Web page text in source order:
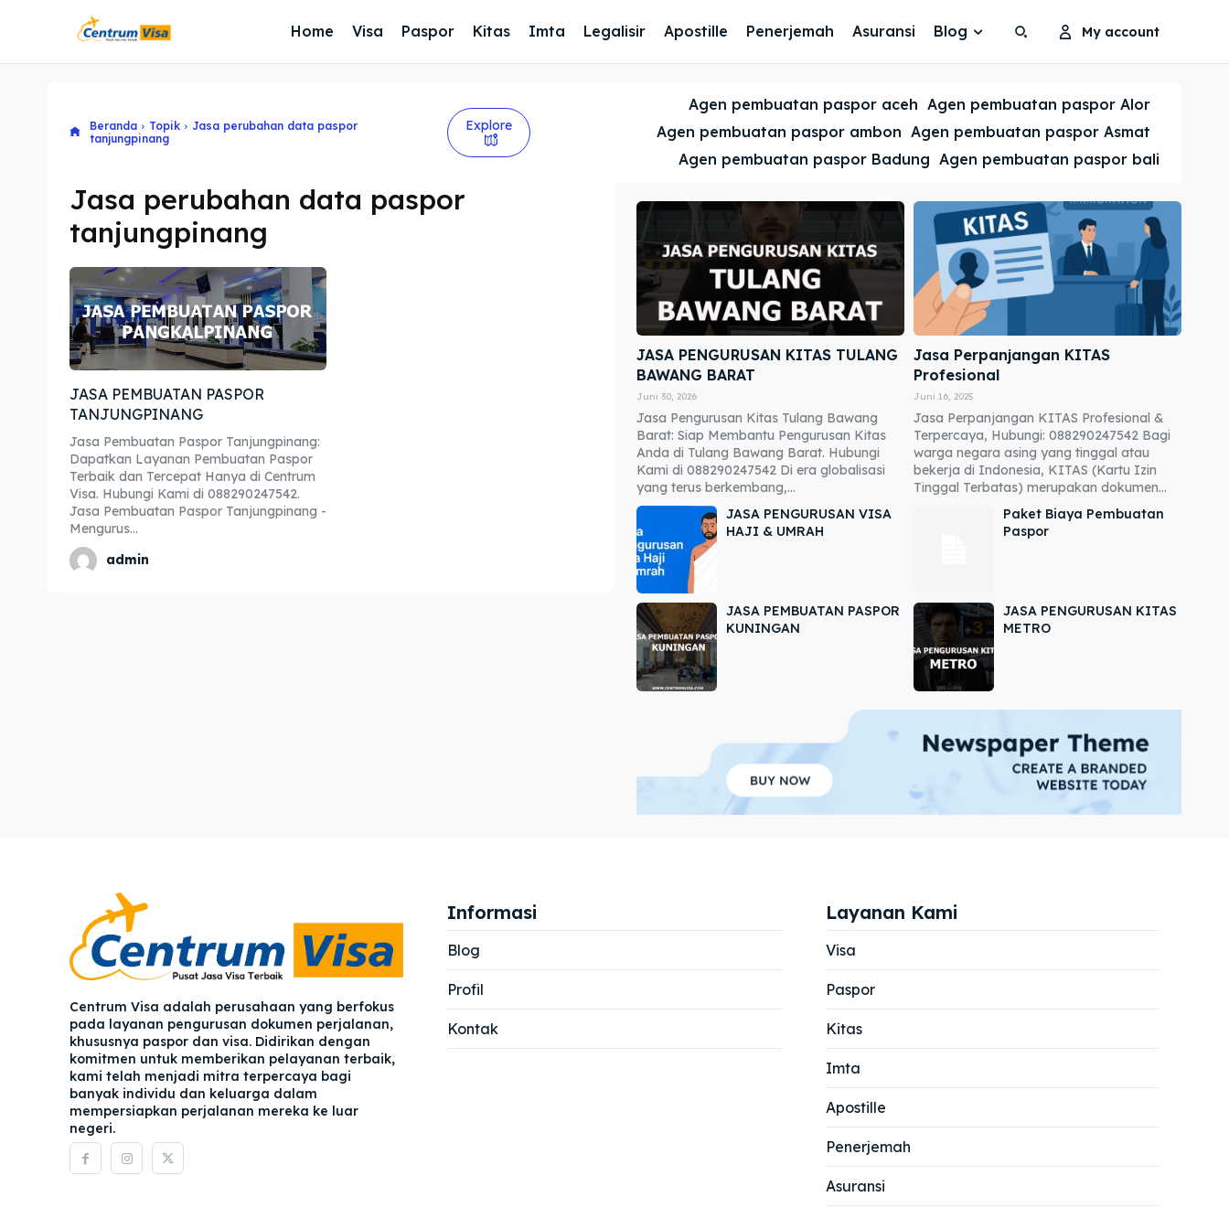
Explore our destinations
Blog
Cari
Explore our destinations
Blog
Cari
Home Visa Paspor Kitas Imta Legalisir Apostille Penerjemah Asuransi Blog My account
Beranda Topik
Jasa perubahan data paspor
tanjungpinang
Explore
Agen pembuatan paspor aceh Agen pembuatan paspor Alor
Agen pembuatan paspor ambon Agen pembuatan paspor Asmat
Agen pembuatan paspor Badung Agen pembuatan paspor bali
Jasa perubahan data paspor
tanjungpinang
JASA PEMBUATAN PASPOR
TANJUNGPINANG
Jasa Pembuatan Paspor Tanjungpinang:
Dapatkan Layanan Pembuatan Paspor
Terbaik dan Tercepat Hanya di Centrum
Visa. Hubungi Kami di 088290247542.
Jasa Pembuatan Paspor Tanjungpinang -
Mengurus...
admin
JASA PENGURUSAN KITAS TULANG
BAWANG BARAT
Juni 30, 2026
Jasa Pengurusan Kitas Tulang Bawang
Barat: Siap Membantu Pengurusan Kitas
Anda di Tulang Bawang Barat. Hubungi
Kami di 088290247542 Di era globalisasi
yang terus berkembang,...
Jasa Perpanjangan KITAS
Profesional
Juni 16, 2025
Jasa Perpanjangan KITAS Profesional &
Terpercaya, Hubungi: 088290247542 Bagi
warga negara asing yang tinggal atau
bekerja di Indonesia, KITAS (Kartu Izin
Tinggal Terbatas) merupakan dokumen...
JASA PENGURUSAN VISA
HAJI & UMRAH
Paket Biaya Pembuatan
Paspor
JASA PEMBUATAN PASPOR
KUNINGAN
JASA PENGURUSAN KITAS
METRO
Centrum Visa adalah perusahaan yang berfokus
pada layanan pengurusan dokumen perjalanan,
khususnya paspor dan visa. Didirikan dengan
komitmen untuk memberikan pelayanan terbaik,
kami telah menjadi mitra terpercaya bagi
banyak individu dan keluarga dalam
mempersiapkan perjalanan mereka ke luar
negeri.
Informasi
Blog
Profil
Kontak
Layanan Kami
Visa
Paspor
Kitas
Imta
Apostille
Penerjemah
Asuransi